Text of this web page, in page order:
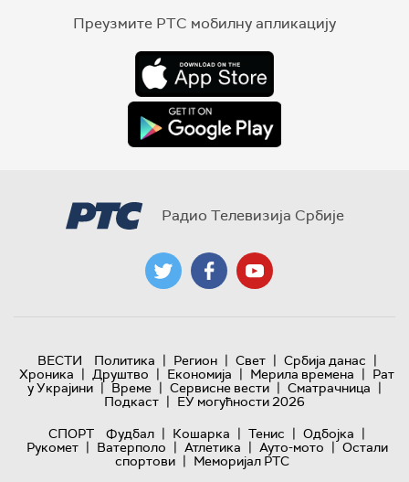
Преузмите РТС мобилну апликацију
Радио Телевизија Србије
ВЕСТИ Политика | Регион | Свет | Србија данас |
Хроника | Друштво | Економија | Мерила времена | Рат
у Украјини | Време | Сервисне вести | Сматрачница |
Подкаст | ЕУ могућности 2026
СПОРТ
Фудбал | Кошарка | Тенис | Одбојка |
Рукомет | Ватерполо | Атлетика | Ауто-мото | Остали
спортови | Меморијал РТС